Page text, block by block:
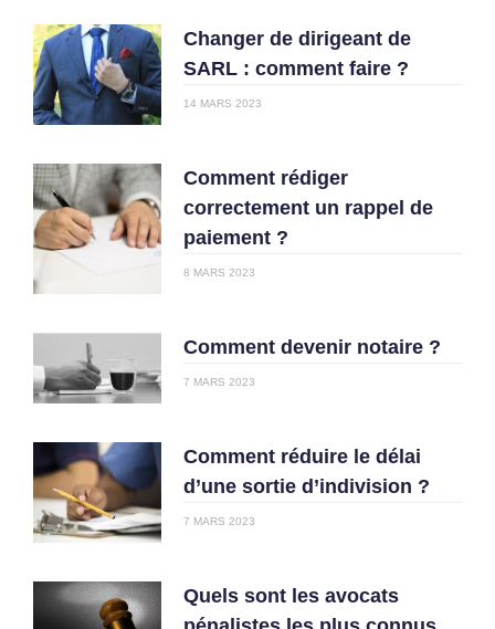
Changer de dirigeant de
SARL : comment faire ?
14 MARS 2023
Comment rédiger
correctement un rappel de
paiement ?
8 MARS 2023
Comment devenir notaire ?
7 MARS 2023
Comment réduire le délai
d’une sortie d’indivision ?
7 MARS 2023
Quels sont les avocats